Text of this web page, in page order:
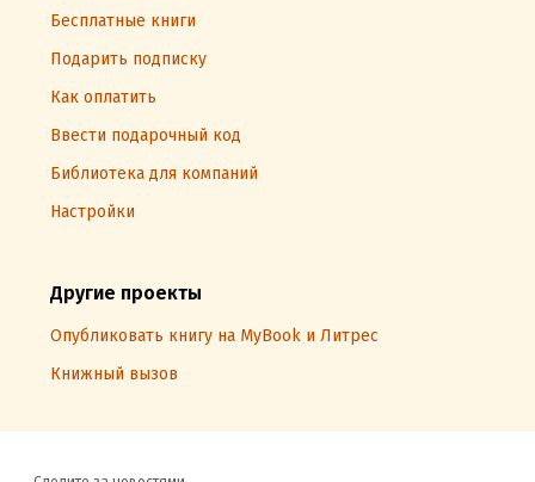
Бесплатные книги
Подарить подписку
Как оплатить
Ввести подарочный код
Библиотека для компаний
Настройки
Другие проекты
Опубликовать книгу на MyBook и Литрес
Книжный вызов